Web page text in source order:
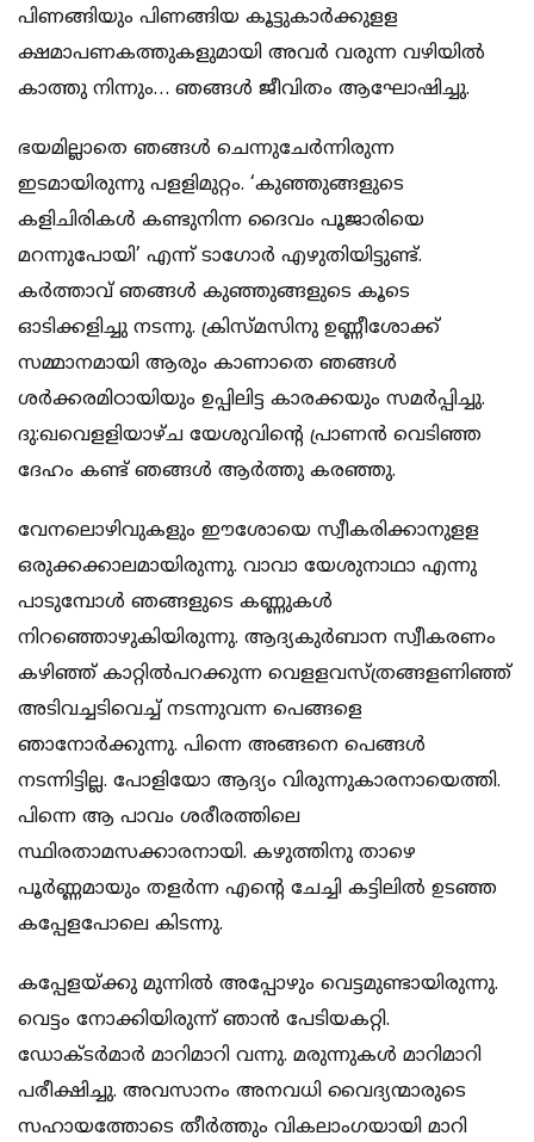
പിണങ്ങിയും പിണങ്ങിയ കൂട്ടുകാര്‍ക്കുളള
ക്ഷമാപണകത്തുകളുമായി അവര്‍ വരുന്ന വഴിയില്‍
കാത്തു നിന്നും… ഞങ്ങള്‍ ജീവിതം ആഘോഷിച്ചു.
ഭയമില്ലാതെ ഞങ്ങള്‍ ചെന്നുചേര്‍ന്നിരുന്ന
ഇടമായിരുന്നു പളളിമുറ്റം. ‘കുഞ്ഞുങ്ങളുടെ
കളിചിരികള്‍ കണ്ടുനിന്ന ദൈവം പൂജാരിയെ
മറന്നുപോയി’ എന്ന് ടാഗോര്‍ എഴുതിയിട്ടുണ്ട്.
കര്‍ത്താവ് ഞങ്ങള്‍ കുഞ്ഞുങ്ങളുടെ കൂടെ
ഓടിക്കളിച്ചു നടന്നു. ക്രിസ്മസിനു ഉണ്ണീശോക്ക്
സമ്മാനമായി ആരും കാണാതെ ഞങ്ങള്‍
ശര്‍ക്കരമിഠായിയും ഉപ്പിലിട്ട കാരക്കയും സമര്‍പ്പിച്ചു.
ദു:ഖവെളളിയാഴ്ച യേശുവിന്റെ പ്രാണന്‍ വെടിഞ്ഞ
ദേഹം കണ്ട് ഞങ്ങള്‍ ആര്‍ത്തു കരഞ്ഞു.
വേനലൊഴിവുകളും ഈശോയെ സ്വീകരിക്കാനുളള
ഒരുക്കക്കാലമായിരുന്നു. വാവാ യേശുനാഥാ എന്നു
പാടുമ്പോള്‍ ഞങ്ങളുടെ കണ്ണുകള്‍
നിറഞ്ഞൊഴുകിയിരുന്നു. ആദ്യകുര്‍ബാന സ്വീകരണം
കഴിഞ്ഞ് കാറ്റില്‍പറക്കുന്ന വെളളവസ്ത്രങ്ങളണിഞ്ഞ്
അടിവച്ചടിവെച്ച് നടന്നുവന്ന പെങ്ങളെ
ഞാനോര്‍ക്കുന്നു. പിന്നെ അങ്ങനെ പെങ്ങള്‍
നടന്നിട്ടില്ല. പോളിയോ ആദ്യം വിരുന്നുകാരനായെത്തി.
പിന്നെ ആ പാവം ശരീരത്തിലെ
സ്ഥിരതാമസക്കാരനായി. കഴുത്തിനു താഴെ
പൂര്‍ണ്ണമായും തളര്‍ന്ന എന്റെ ചേച്ചി കട്ടിലില്‍ ഉടഞ്ഞ
കപ്പേളപോലെ കിടന്നു.
കപ്പേളയ്ക്കു മുന്നില്‍ അപ്പോഴും വെട്ടമുണ്ടായിരുന്നു.
വെട്ടം നോക്കിയിരുന്ന് ഞാന്‍ പേടിയകറ്റി.
ഡോക്ടര്‍മാര്‍ മാറിമാറി വന്നു. മരുന്നുകള്‍ മാറിമാറി
പരീക്ഷിച്ചു. അവസാനം അനവധി വൈദ്യന്മാരുടെ
സഹായത്തോടെ തീര്‍ത്തും വികലാംഗയായി മാറി